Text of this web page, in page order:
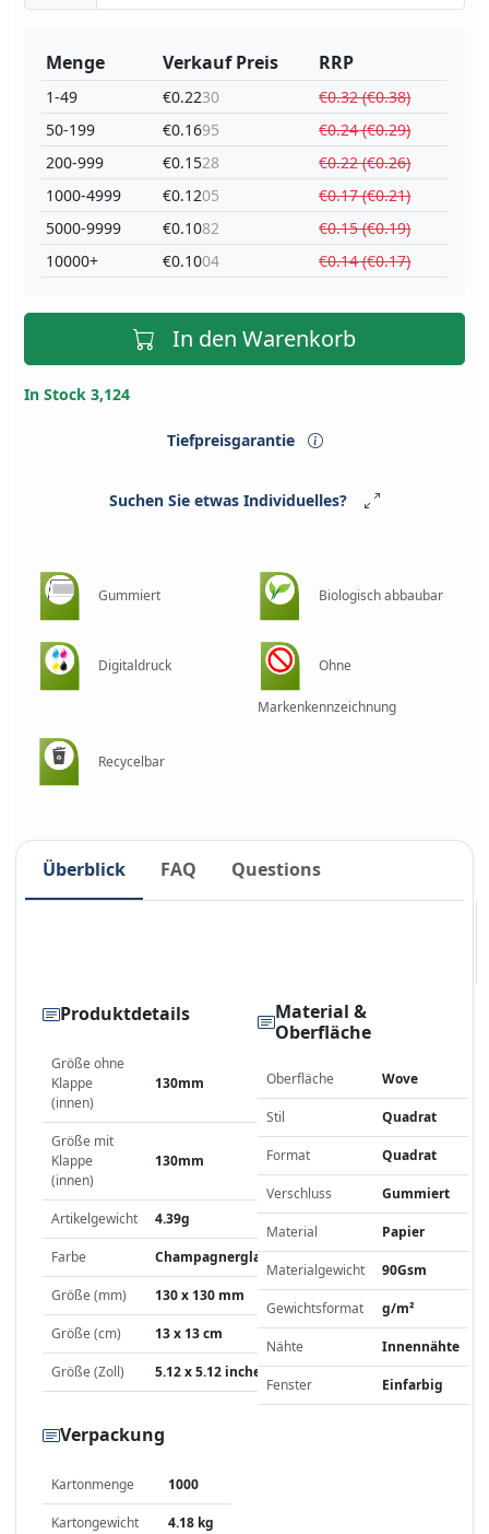
Menge
1-49
50-199
200-999
1000-4999
5000-9999
10000+
Verkauf Preis
€0.2230
€0.1695
€0.1528
€0.1205
€0.1082
€0.1004
RRP
€0.32 (€0.38)
€0.24 (€0.29)
€0.22 (€0.26)
€0.17 (€0.21)
€0.15 (€0.19)
€0.14 (€0.17)
In den Warenkorb
In Stock 3,124
Tiefpreisgarantie
Suchen Sie etwas Individuelles?
Gummiert Biologisch abbaubar
Digitaldruck Ohne
Markenkennzeichnung
Recycelbar
Überblick FAQ Questions
Produktdetails
Größe ohne
Klappe
(innen)
130mm
Größe mit
Klappe
(innen)
130mm
Artikelgewicht 4.39g
Farbe Champagnerglanz
Größe (mm) 130 x 130 mm
Größe (cm) 13 x 13 cm
Größe (Zoll) 5.12 x 5.12 inches
Material &
Oberfläche
Oberfläche Wove
Stil Quadrat
Format Quadrat
Verschluss Gummiert
Material Papier
Materialgewicht 90Gsm
Gewichtsformat g/m²
Nähte Innennähte
Fenster Einfarbig
Verpackung
Kartonmenge 1000
Kartongewicht 4.18 kg